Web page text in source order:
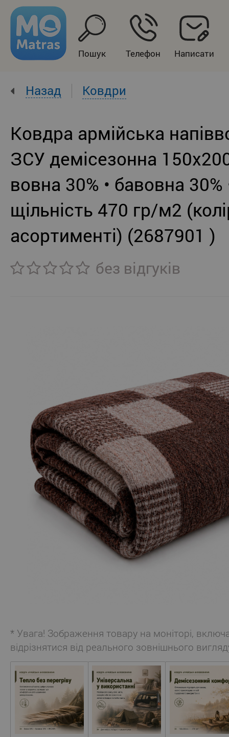
Пошук Телефон Написати
Назад Ковдри
Ковдра армійська
ЗСУ демісезонна
вовна 30% • бавовна 30%
щільність 470 гр/м2
асортименті) (2687901 )
без відгуків
* Увага! Зображення товару на моніторі,
відрізнятися від реального зовнішнього